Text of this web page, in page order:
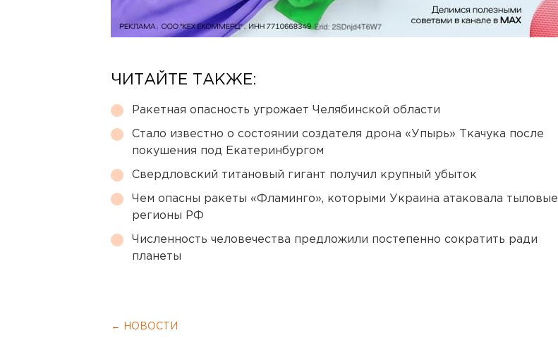
ЧИТАЙТЕ ТАКЖЕ:
Ракетная опасность угрожает Челябинской области
Стало известно о состоянии создателя дрона «Упырь» Ткачука после
покушения под Екатеринбургом
Свердловский титановый гигант получил крупный убыток
Чем опасны ракеты «Фламинго», которыми Украина атаковала тыловые
регионы РФ
Численность человечества предложили постепенно сократить ради
планеты
← НОВОСТИ